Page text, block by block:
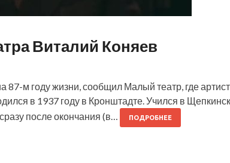
Виталий Коняев
87-м году жизни, сообщил Малый театр, где артист
в 1937 году в Кронштадте. Учился в
после окончания (в…
ПОДРОБНЕЕ